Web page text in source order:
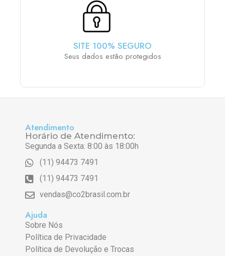
SITE 100% SEGURO
Seus dados estão protegidos
Atendimento
Horário de Atendimento:
Segunda a Sexta: 8:00 às 18:00h
(11) 94473 7491
(11) 94473 7491
vendas@co2brasil.com.br
Ajuda
Sobre Nós
Política de Privacidade
Política de Devolução e Trocas